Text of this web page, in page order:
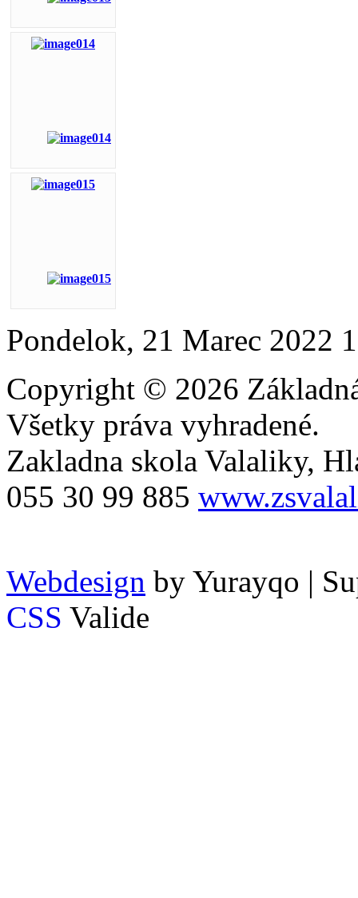
Pondelok, 21 Marec 2022
Copyright © 2026
Všetky práva vyhradené.
Zakladna skola Valaliky,
055 30 99 885
Webdesign by Yurayqo |
CSS Valide